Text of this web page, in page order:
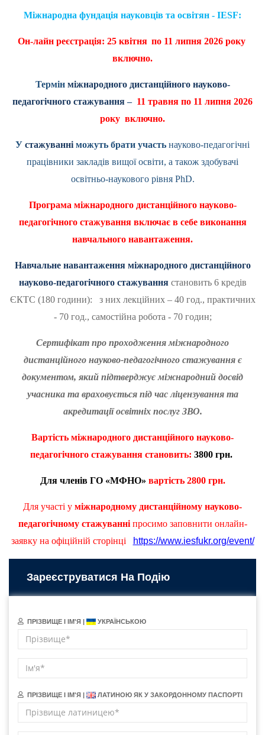
Міжнародна фундація науковців та освітян - IESF:
Он-лайн реєстрація: 25 квітня по 11 липня 2026 року
включно.
Термін міжнародного дистанційного науково-
педагогічного стажування– 11 травня по 11 липня 2026
року включно.
У стажуванні можуть брати участь науково-педагогічні
працівники закладів вищої освіти, а також здобувачі
освітньо-наукового рівня PhD.
Програма міжнародного дистанційного науково-
педагогічного стажування включає в себе виконання
навчального навантаження.
Навчальне навантаження міжнародного дистанційного
науково-педагогічного стажування становить 6 кредів
ЄКТС (180 години): з них лекційних – 40 год., практичних
- 70 год., самостійна робота - 70 годин;
Сертифікат про проходження міжнародного
дистанційного науково-педагогічного стажування є
документом, який підтверджує міжнародний досвід
учасника та враховується під час ліцензування та
акредитації освітніх послуг ЗВО.
Вартість міжнародного дистанційного науково-
педагогічного стажування становить: 3800 грн.
Для членів ГО «МФНО» вартість 2800 грн.
Для участі у міжнародному дистанційному науково-
педагогічному стажуванні просимо заповнити онлайн-
заявку на офіційній сторінці
https://www.iesfukr.org/event/
Зареєструватися На Подію
ПРІЗВИЩЕ І ІМ'Я | УКРАЇНСЬКОЮ
ПРІЗВИЩЕ І ІМ'Я | ЛАТИНОЮ ЯК У ЗАКОРДОННОМУ ПАСПОРТІ